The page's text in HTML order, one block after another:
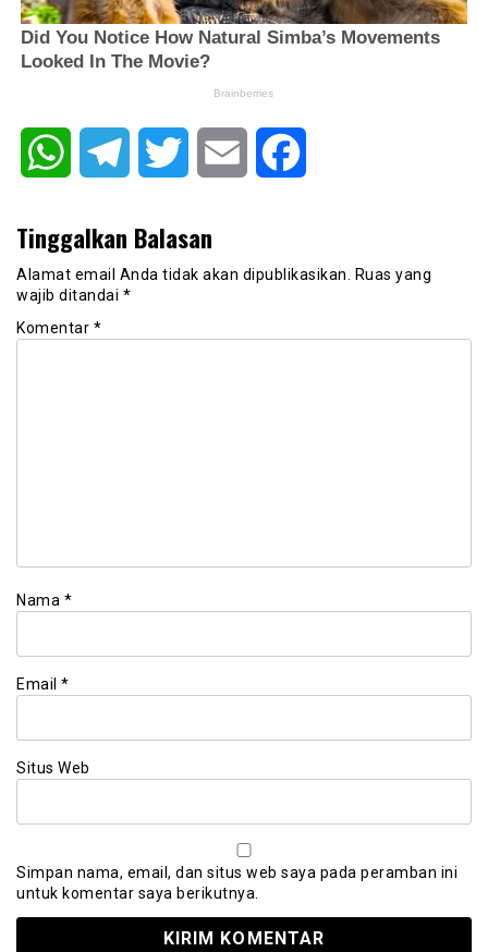
WhatsAppTelegram Twitter Email
Tinggalkan Balasan
Alamat email Anda tidak akan dipublikasikan. Ruas yang
wajib ditandai *
Komentar *
Nama *
Email *
Situs Web
Simpan nama, email, dan situs web saya pada peramban ini
untuk komentar saya berikutnya.